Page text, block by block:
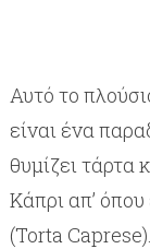
Αυτό το
είναι ένα
θυμίζει τάρτα
Κάπρι απ’
(Torta